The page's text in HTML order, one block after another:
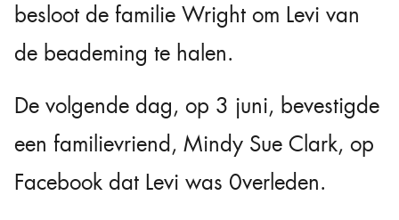
besloot de familie Wright om Levi van
de beademing te halen.
De volgende dag, op 3 juni, bevestigde
een familievriend, Mindy Sue Clark, op
Facebook dat Levi was 0verleden.